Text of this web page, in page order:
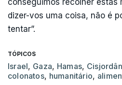
dizer-vos uma coisa, não é
tentar”.
TÓPICOS
Israel, Gaza, Hamas,
colonatos, humanitário,